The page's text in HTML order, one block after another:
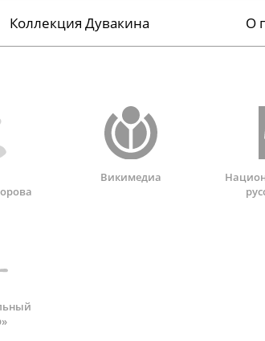
Коллекция Дувакина О
Викимедиа